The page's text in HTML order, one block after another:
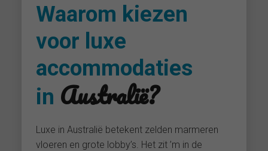
Waarom kiezen
voor luxe
accommodaties
in Australië?
Luxe in Australië betekent zelden marmeren
vloeren en grote lobby’s. Het zit ’m in de